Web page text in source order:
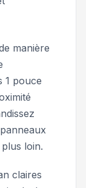
manière
1 pouce
loin.
claires